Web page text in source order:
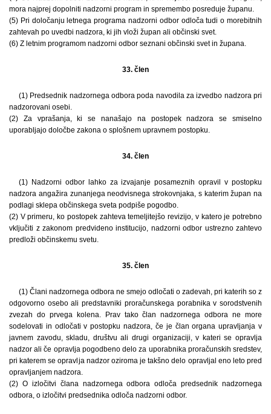
mora najprej dopolniti nadzorni program in spremembo posreduje županu.
(5) Pri določanju letnega programa nadzorni odbor odloča tudi o morebitnih
zahtevah po uvedbi nadzora, ki jih vloži župan ali občinski svet.
(6) Z letnim programom nadzorni odbor seznani občinski svet in župana.
33. člen
(1) Predsednik nadzornega odbora poda navodila za izvedbo nadzora pri
nadzorovani osebi.
(2) Za vprašanja, ki se nanašajo na postopek nadzora se smiselno
uporabljajo določbe zakona o splošnem upravnem postopku.
34. člen
(1) Nadzorni odbor lahko za izvajanje posameznih opravil v postopku
nadzora angažira zunanjega neodvisnega strokovnjaka, s katerim župan na
podlagi sklepa občinskega sveta podpiše pogodbo.
(2) V primeru, ko postopek zahteva temeljitejšo revizijo, v katero je potrebno
vključiti z zakonom predvideno institucijo, nadzorni odbor ustrezno zahtevo
predloži občinskemu svetu.
35. člen
(1) Člani nadzornega odbora ne smejo odločati o zadevah, pri katerih so z
odgovorno osebo ali predstavniki proračunskega porabnika v sorodstvenih
zvezah do prvega kolena. Prav tako član nadzornega odbora ne more
sodelovati in odločati v postopku nadzora, če je član organa upravljanja v
javnem zavodu, skladu, društvu ali drugi organizaciji, v kateri se opravlja
nadzor ali če opravlja pogodbeno delo za uporabnika proračunskih sredstev,
pri katerem se opravlja nadzor oziroma je takšno delo opravljal eno leto pred
opravljanjem nadzora.
(2) O izločitvi člana nadzornega odbora odloča predsednik nadzornega
odbora, o izločitvi predsednika odloča nadzorni odbor.